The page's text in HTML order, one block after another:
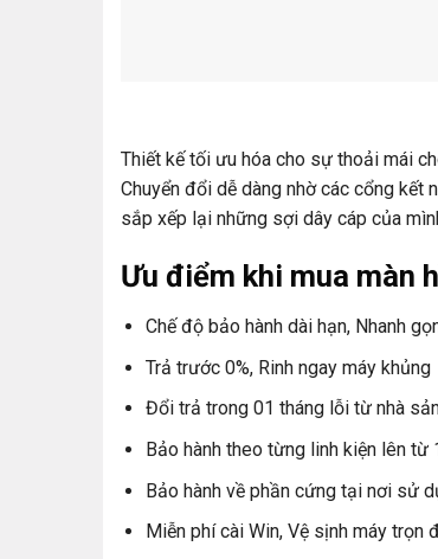
Thiết kế tối ưu hóa cho sự thoải mái
Chuyển đổi dễ dàng nhờ các cổng
sắp xếp lại những sợi dây cáp của
Ưu điểm khi mua màn
Chế độ bảo hành dài hạn, Nhanh
Trả trước 0%, Rinh ngay máy khủng
Đổi trả trong 01 tháng lỗi từ nhà
Bảo hành theo từng linh kiện lên từ
Bảo hành về phần cứng tại nơi sử
Miễn phí cài Win, Vệ sịnh máy trọn